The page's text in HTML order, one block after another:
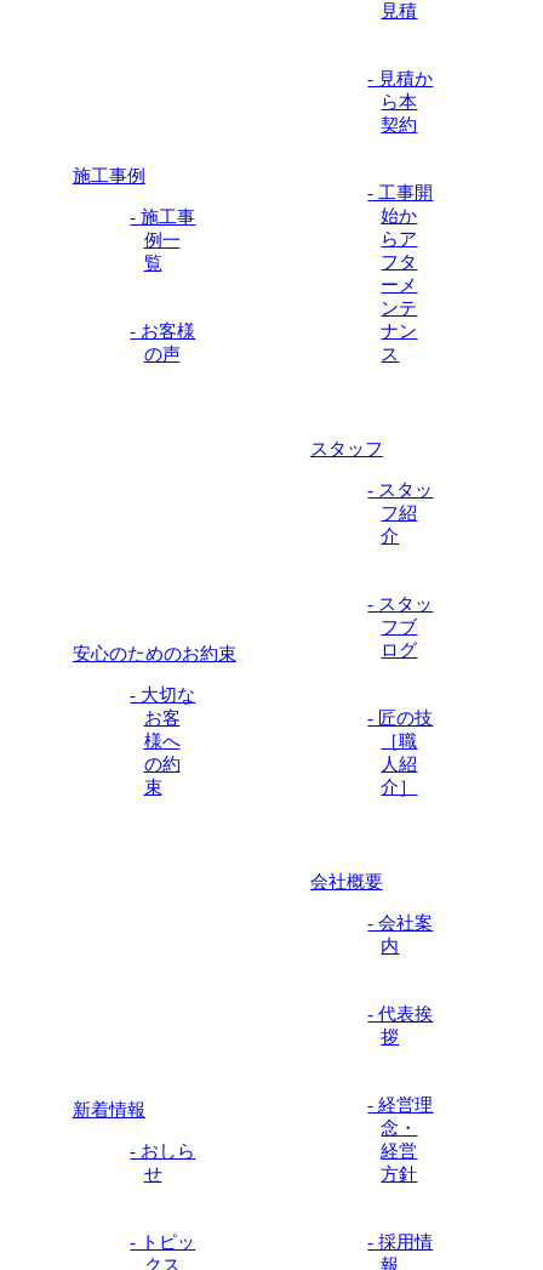
施工事例
- 施工事
例一
覧
- お客様
の声
見積
- 見積か
ら本
契約
- 工事開
始か
らア
フタ
ーメ
ンテ
ナン
ス
安心のためのお約束
- 大切な
お客
様へ
の約
束
スタッフ
- スタッ
フ紹
介
- スタッ
フブ
ログ
- 匠の技
［職
人紹
介］
新着情報
- おしら
せ
- トピッ
クス
会社概要
- 会社案
内
- 代表挨
拶
- 経営理
念・
経営
方針
- 採用情
報